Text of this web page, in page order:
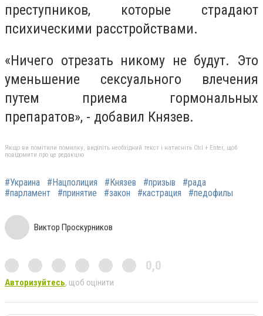
преступников, которые страдают
психическими расстройствами.
«Ничего отрезать никому не будут. Это
уменьшение сексуального влечения
путем приема гормональных
препаратов», - добавил Князев.
Якщо ви помітили помилку, виділіть необхідний текст і натисніть Ctrl + Enter, щоб
повідомити про це редакцію
#Украина #Нацполиция #Князев #призыв
#рада
#парламент
#принятие #закон #кастрация #педофилы
Виктор Проскурников
0,0
Авторизуйтесь, щоб оцінити